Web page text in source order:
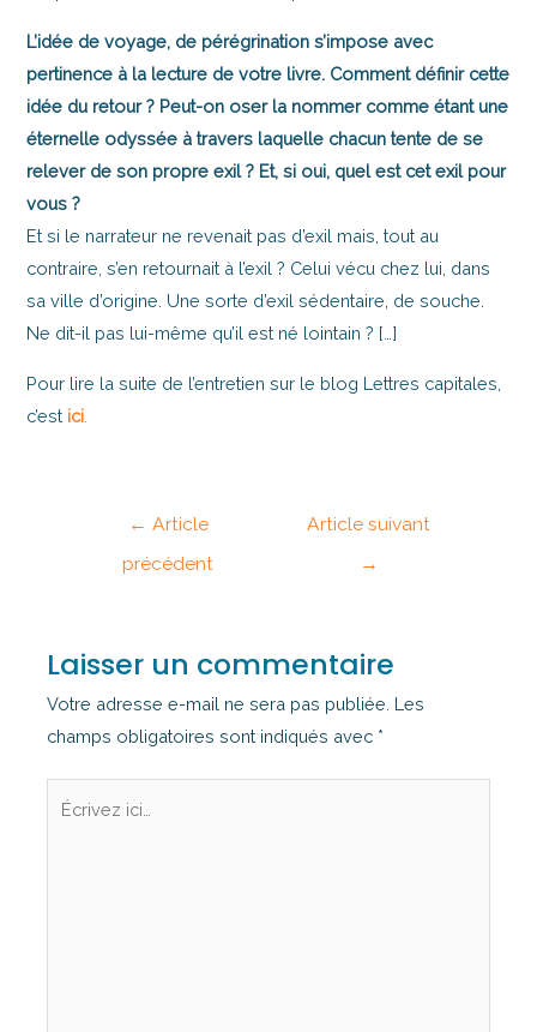
L’idée de voyage, de pérégrination s’impose avec
pertinence à la lecture de votre livre. Comment définir cette
idée du retour ? Peut-on oser la nommer comme étant une
éternelle odyssée à travers laquelle chacun tente de se
relever de son propre exil ? Et, si oui, quel est cet exil pour
vous ?
Et si le narrateur ne revenait pas d’exil mais, tout au
contraire, s’en retournait à l’exil ? Celui vécu chez lui, dans
sa ville d’origine. Une sorte d’exil sédentaire, de souche.
Ne dit-il pas lui-même qu’il est né lointain ? […]
Pour lire la suite de l’entretien sur le blog Lettres capitales,
c’est ici
← Article
précédent
Article suivant
→
Laisser un commentaire
Votre adresse e-mail ne sera pas publiée. Les
champs obligatoires sont indiqués avec *